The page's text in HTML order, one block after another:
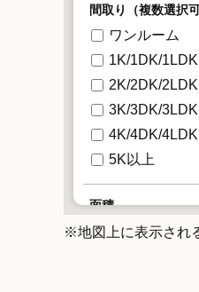
間取り（複数選択可
ワンルーム
1K/1DK/1LDK
2K/2DK/2LDK
3K/3DK/3LDK
4K/4DK/4LDK
5K以上
面積
※地図上に表示され